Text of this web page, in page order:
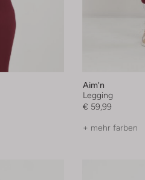
Aim'n
Legging
€ 59,99
+ mehr farben